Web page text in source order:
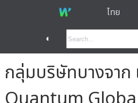
ไทย
◐
กลุ่มบริษัทบางจาก